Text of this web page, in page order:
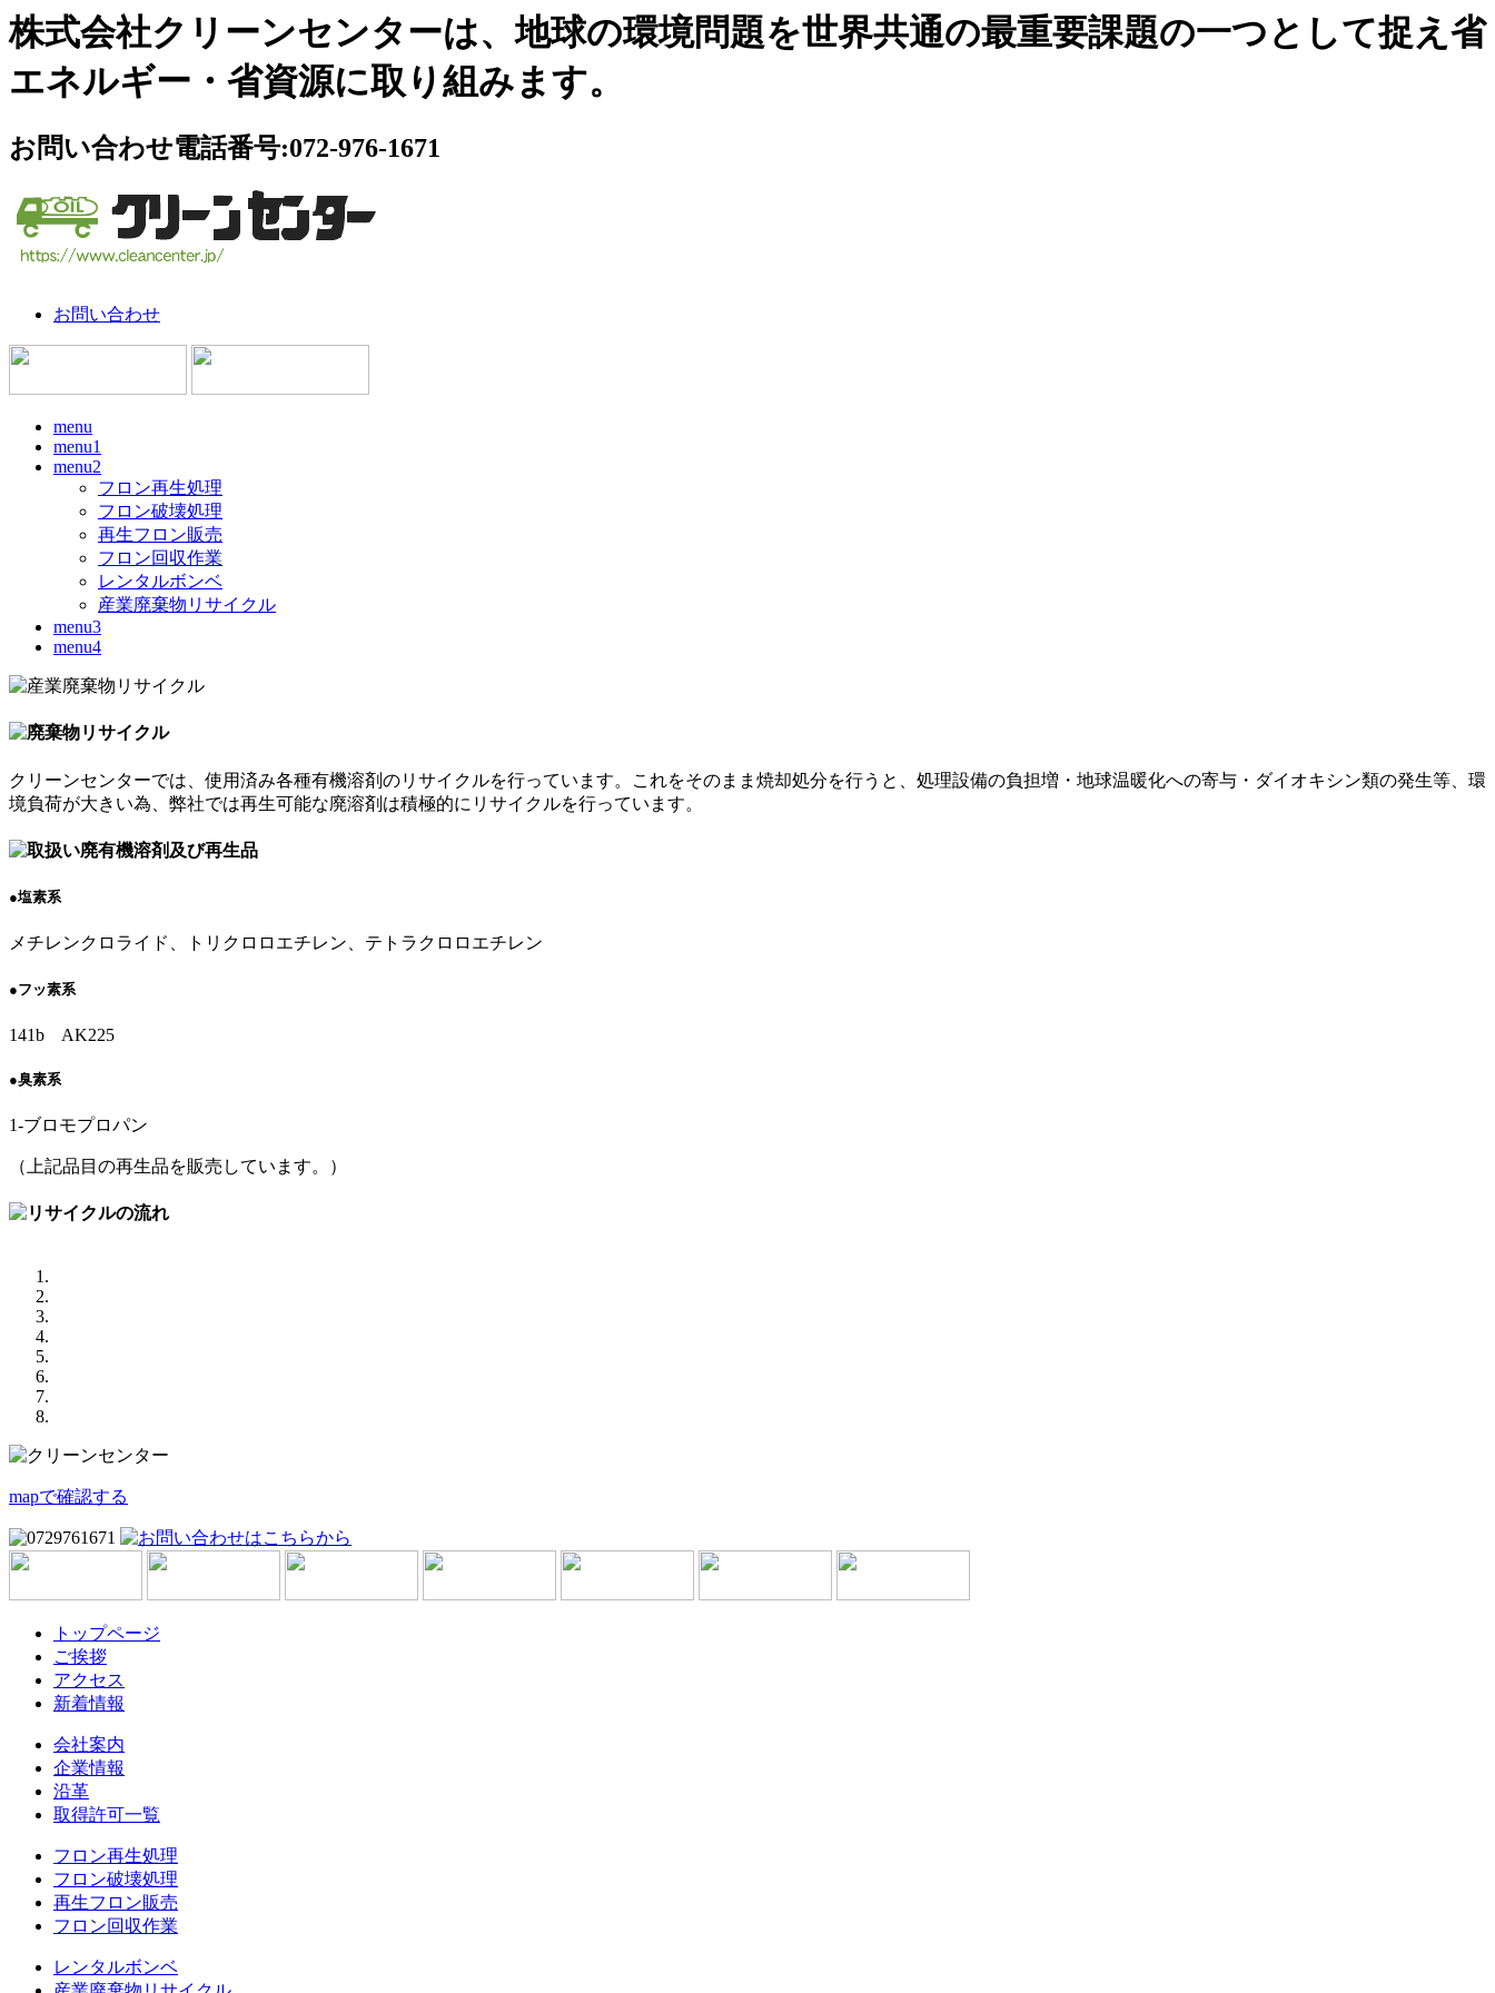
株式会社クリーンセンターは、地球の環境問題を世界共通の最重要課題の一つとして捉え省
エネルギー・省資源に取り組みます。
お問い合わせ電話番号:072-976-1671
お問い合わせ
menu
menu1
menu2
フロン再生処理
フロン破壊処理
再生フロン販売
フロン回収作業
レンタルボンベ
産業廃棄物リサイクル
menu3
menu4
クリーンセンターでは、使用済み各種有機溶剤のリサイクルを行っています。これをそのまま焼却処分を行うと、処理設備の負担増・地球温暖化への寄与・ダイオキシン類の発生等、環
境負荷が大きい為、弊社では再生可能な廃溶剤は積極的にリサイクルを行っています。
●塩素系
メチレンクロライド、トリクロロエチレン、テトラクロロエチレン
●フッ素系
141b AK225
●臭素系
1-ブロモプロパン
（上記品目の再生品を販売しています。）
mapで確認する
トップページ
ご挨拶
アクセス
新着情報
会社案内
企業情報
沿革
取得許可一覧
フロン再生処理
フロン破壊処理
再生フロン販売
フロン回収作業
レンタルボンベ